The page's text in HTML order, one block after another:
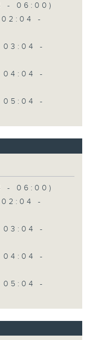
- 06:00)
02:04 -
03:04 -
04:04 -
05:04 -
- 06:00)
02:04 -
03:04 -
04:04 -
05:04 -